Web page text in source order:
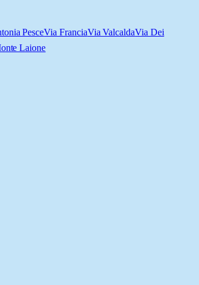
PesceVia FranciaVia ValcaldaVia Dei
Laione